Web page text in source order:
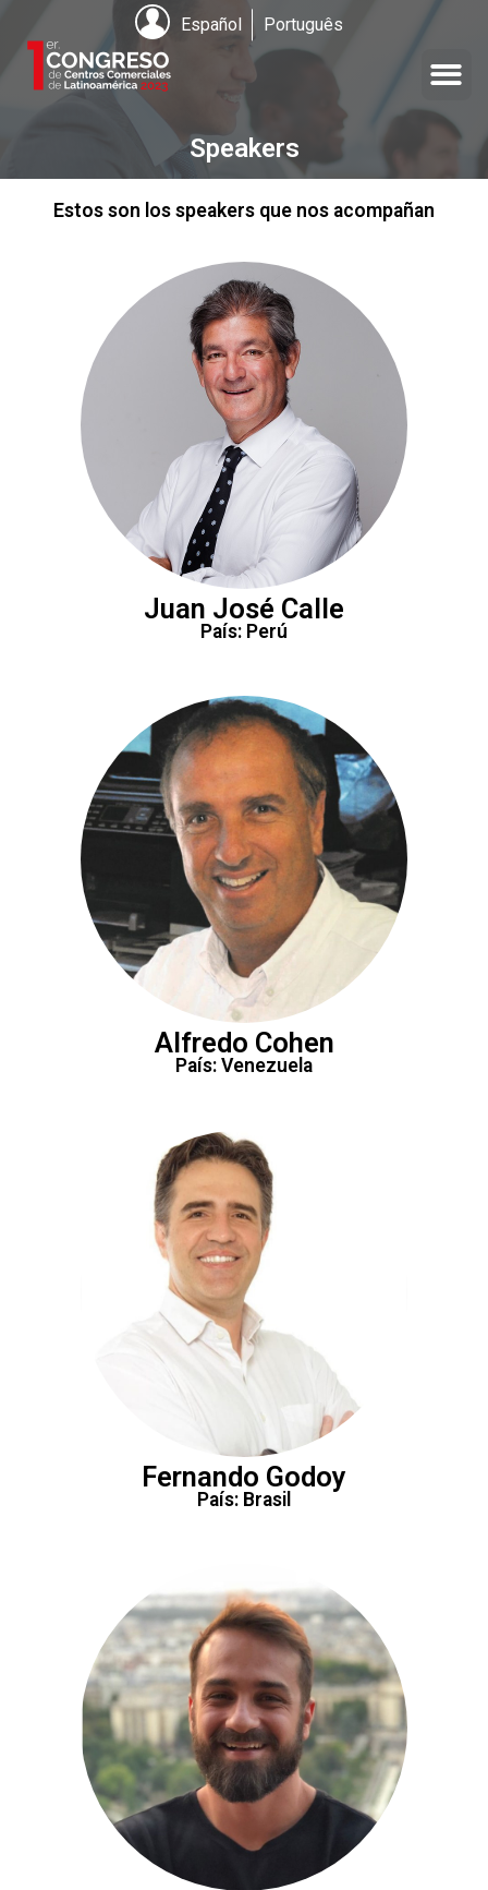
Español Português
Speakers
Estos son los speakers que nos acompañan
Juan José Calle
País: Perú
Alfredo Cohen
País: Venezuela
Fernando Godoy
País: Brasil